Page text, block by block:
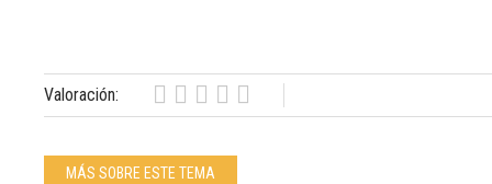
Valoración:
MÁS SOBRE ESTE TEMA